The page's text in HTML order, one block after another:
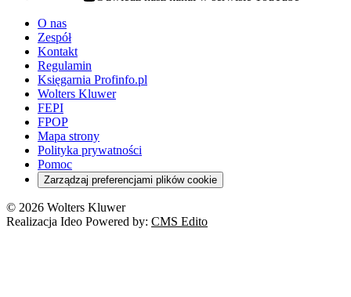
youtube - otwiera się w nowej karcie
O nas
Zespół
Kontakt
Regulamin
Księgarnia Profinfo.pl
Wolters Kluwer
FEPI
FPOP
Mapa strony
Polityka prywatności
Pomoc
Zarządzaj preferencjami plików cookie
© 2026 Wolters Kluwer
Realizacja Ideo Powered by: CMS Edito